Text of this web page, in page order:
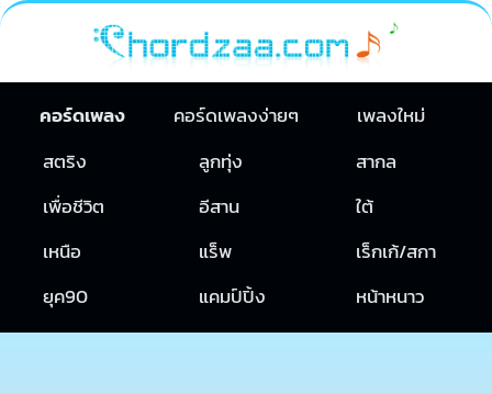
คอร์ดเพลง คอร์ดเพลงง่ายๆ
เพลงใหม่
สตริง
ลูกทุ่ง
สากล
เพื่อชีวิต
อีสาน
ใต้
เหนือ
แร็พ
เร็กเก้/สกา
ยุค90
แคมป์ปิ้ง หน้าหนาว